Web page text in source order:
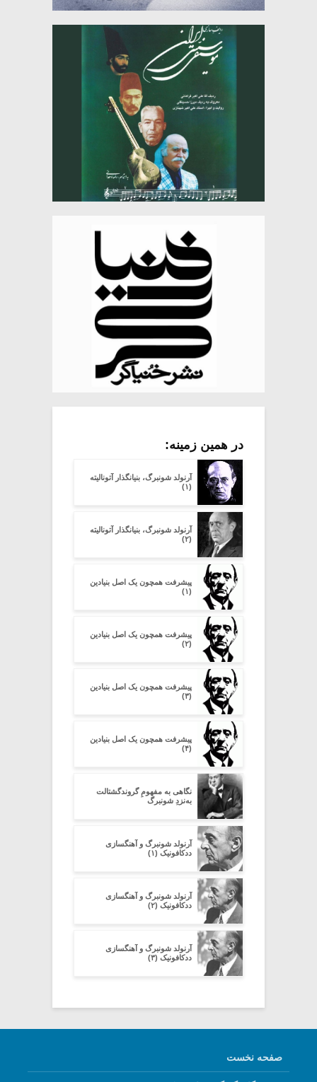
در همین زمینه:
آرنولد شونبرگ، بنیانگذار آتونالیته
(۱)
آرنولد شونبرگ، بنیانگذار آتونالیته
(۲)
پیشرفت همچون یک اصل بنیادین
(۱)
پیشرفت همچون یک اصل بنیادین
(۲)
پیشرفت همچون یک اصل بنیادین
(۳)
پیشرفت همچون یک اصل بنیادین
(۴)
نگاهی به مفهومِ گروندگشتالت
به‌نزدِ شوِنبرگ
آرنولد شونبرگ و آهنگسازی
ددکافونیک (۱)
آرنولد شونبرگ و آهنگسازی
ددکافونیک (۲)
آرنولد شونبرگ و آهنگسازی
ددکافونیک (۳)
صفحه نخست